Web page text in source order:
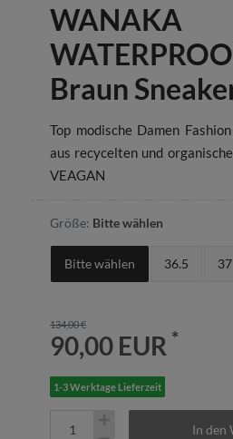
WANAKA
Braun
Top modische Damen
aus recycelten und
VEAGAN
Größe: Bitte wählen
Bitte wählen 36.5 37
134,00 €
90,00 EUR *
1-3 Werktage Lieferzeit
In den